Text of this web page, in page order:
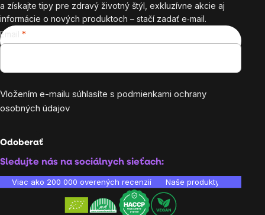
a získajte tipy pre zdravý životný štýl, exkluzívne akcie aj
informácie o nových produktoch – stačí zadať e‑mail.
Email
Vložením e-mailu súhlasíte s podmienkami ochrany
osobných údajov
Odoberať
Sledujte nás na sociálnych sieťach:
Viac ako 200 000 overených recenzií Naše produkty sú